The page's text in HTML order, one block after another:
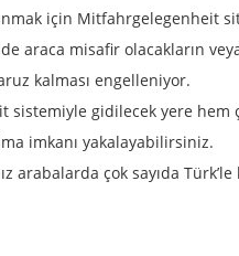
için Mitfahrgelegenheit
araca misafir olacakların
kalması engelleniyor.
sistemiyle gidilecek yere hem
imkanı yakalayabilirsiniz.
arabalarda çok sayıda